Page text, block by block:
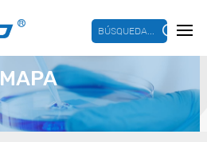
BÚSQUEDA...
MAPA